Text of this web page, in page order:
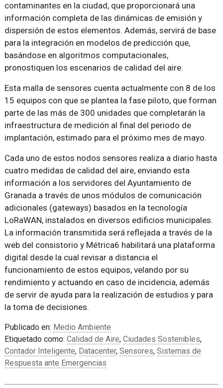
contaminantes en la ciudad, que proporcionará una
información completa de las dinámicas de emisión y
dispersión de estos elementos. Además, servirá de base
para la integración en modelos de predicción que,
basándose en algoritmos computacionales,
pronostiquen los escenarios de calidad del aire.
Esta malla de sensores cuenta actualmente con 8 de los
15 equipos con que se plantea la fase piloto, que forman
parte de las más de 300 unidades que completarán la
infraestructura de medición al final del periodo de
implantación, estimado para el próximo mes de mayo.
Cada uno de estos nodos sensores realiza a diario hasta
cuatro medidas de calidad del aire, enviando esta
información a los servidores del Ayuntamiento de
Granada a través de unos módulos de comunicación
adicionales (gateways) basados en la tecnología
LoRaWAN, instalados en diversos edificios municipales.
La información transmitida será reflejada a través de la
web del consistorio y Métrica6 habilitará una plataforma
digital desde la cual revisar a distancia el
funcionamiento de estos equipos, velando por su
rendimiento y actuando en caso de incidencia, además
de servir de ayuda para la realización de estudios y para
la toma de decisiones.
Publicado en: Medio Ambiente
Etiquetado como: Calidad de Aire, Ciudades Sostenibles,
Contador Inteligente, Datacenter, Sensores, Sistemas de
Respuesta ante Emergencias